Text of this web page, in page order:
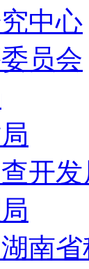
中心
员会
开发
南